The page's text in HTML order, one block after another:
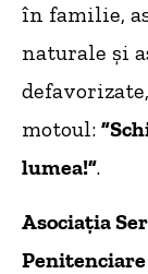
în familie,
naturale şi
motoul:
lumea!”.
Asociația
Penitenciare